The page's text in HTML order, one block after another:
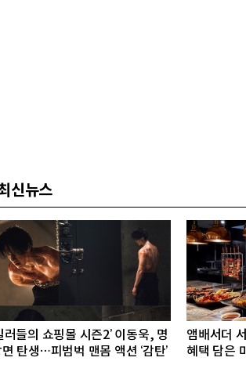
신뉴스
러들의 쇼핑몰 시즌2’ 이동욱, 명
면 탄생…피범벅 맨몸 액션 ‘감탄’
앰배서더
혜택 담은